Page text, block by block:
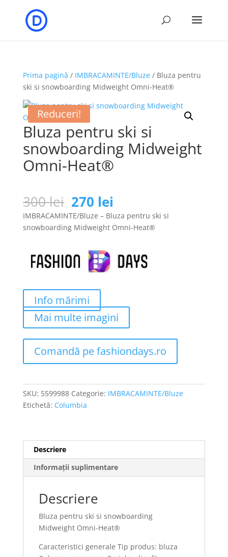
Prima pagină / IMBRACAMINTE/Bluze/ Bluza pentru
ski si snowboarding Midweight Omni-Heat®
Reduceri!
Bluza pentru ski si
snowboarding Midweight
Omni-Heat®
300lei Prețul
inițial
a
fost:
300 lei.
270 lei
curent
este:
270 lei.
IMBRACAMINTE/Bluze – Bluza pentru ski si
snowboarding Midweight Omni-Heat®
Info mărimi
Mai multe imagini
Comandă pe fashiondays.ro
SKU: 5599988 Categorie: IMBRACAMINTE/Bluze
Etichetă: Columbia
Descriere
Informații suplimentare
Descriere
Bluza pentru ski si snowboarding
Midweight Omni-Heat®
Caracteristici generale Tip produs: bluza